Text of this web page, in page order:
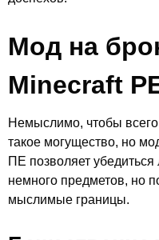
Мод на
Minecraft
Немыслимо, чтобы
такое могущество, но
ПЕ позволяет
немного предметов, но
мыслимые границы.